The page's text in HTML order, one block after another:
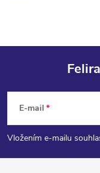
L
á
b
E-mail
Vložením e-mailu